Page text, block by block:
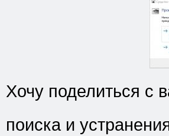
Хочу поделиться
поиска и